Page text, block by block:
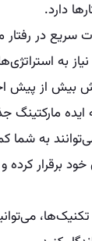
به شما
خود برقرار
کنید.